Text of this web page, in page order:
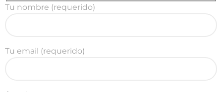
Tu nombre (requerido)
Tu email (requerido)